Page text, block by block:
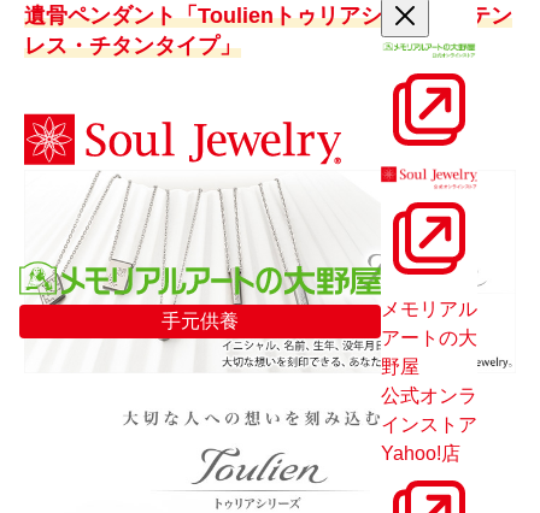
手元供養
メモリアル
アートの大
野屋
公式オンラ
インストア
Yahoo!店
遺骨ペンダント「Toulienトゥリアシリーズステン
レス・チタンタイプ」